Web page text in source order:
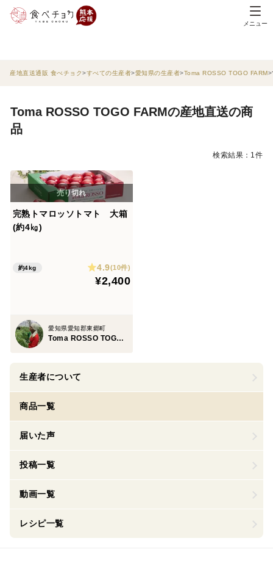
メニュー
産地直送通販 食べチョク すべての生産者 愛知県の生産者 Toma ROSSO TOGO FARM
Toma ROSSO TOGO FARMの産地直送の商
品
検索結果：1件
完熟トマロッソトマト 大箱
(約4㎏)
約4kg 4.9(10件)
¥2,400
愛知県愛知郡東郷町
Toma ROSSO TOGO FARM
生産者について
商品一覧
届いた声
投稿一覧
動画一覧
レシピ一覧